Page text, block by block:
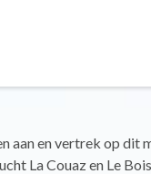
aan en vertrek op
La Couaz en Le Bois.